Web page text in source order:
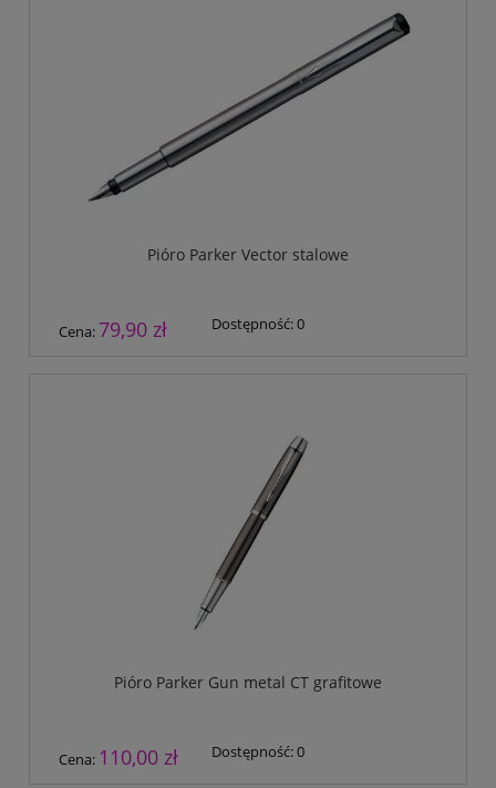
Pióro Parker Vector stalowe
Cena: 79,90 zł Dostępność:0
Pióro Parker Gun metal CT grafitowe
Cena: 110,00 zł Dostępność:0